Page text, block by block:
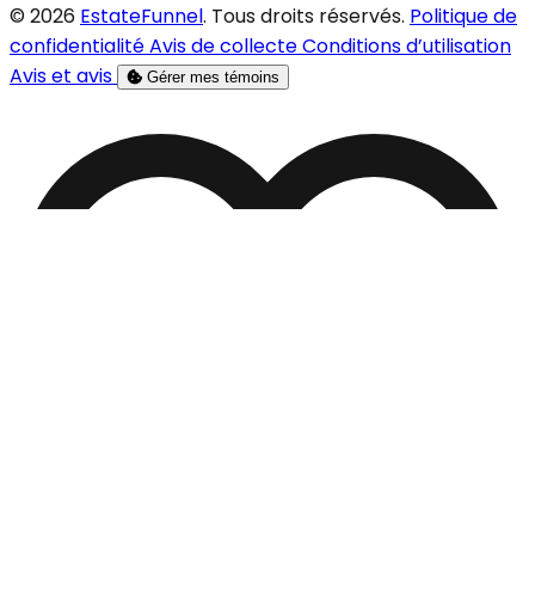
© 2026 EstateFunnel. Tous droits réservés. Politique de
confidentialitéAvis de collecteConditions d’utilisation
Avis et avis
Gérer mes témoins